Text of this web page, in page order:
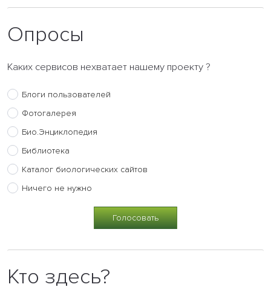
Опросы
Каких сервисов нехватает нашему проекту ?
Блоги пользователей
Фотогалерея
Био.Энциклопедия
Библиотека
Каталог биологических сайтов
Ничего не нужно
Кто здесь?